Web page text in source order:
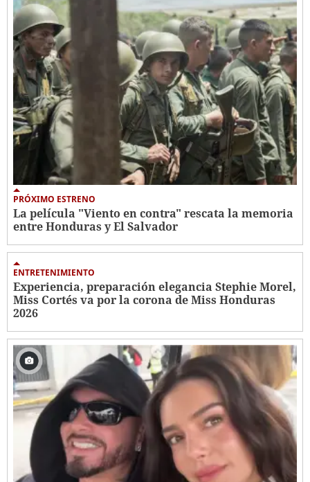
PRÓXIMO ESTRENO
La película "Viento en contra" rescata la memoria
entre Honduras y El Salvador
ENTRETENIMIENTO
Experiencia, preparación elegancia Stephie Morel,
Miss Cortés va por la corona de Miss Honduras
2026